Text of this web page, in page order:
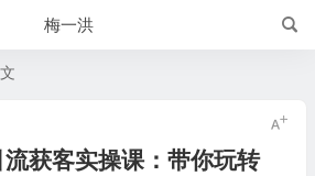
梅一洪
获客实操课：带你玩转